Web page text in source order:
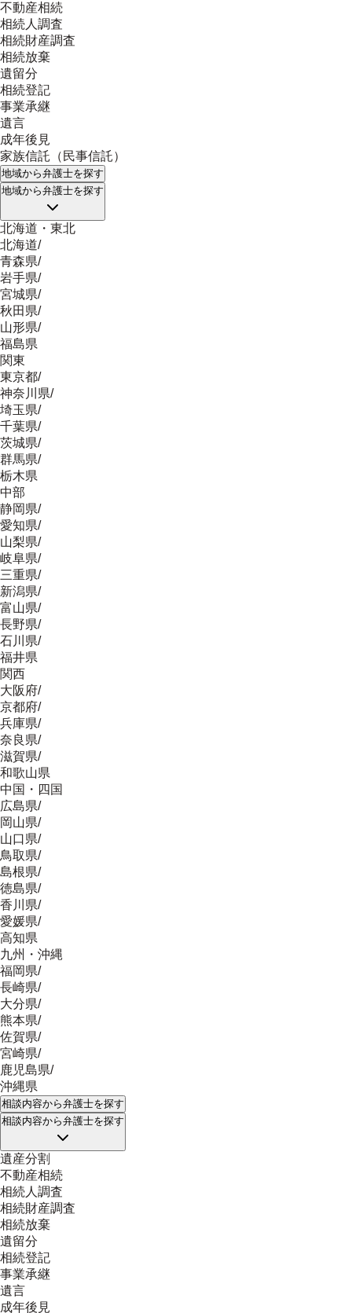
不動産相続
相続人調査
相続財産調査
相続放棄
遺留分
相続登記
事業承継
遺言
成年後見
家族信託（民事信託）
地域から弁護士を探す
地域から弁護士を探す
北海道・東北
北海道/
青森県/
岩手県/
宮城県/
秋田県/
山形県/
福島県
関東
東京都/
神奈川県/
埼玉県/
千葉県/
茨城県/
群馬県/
栃木県
中部
静岡県/
愛知県/
山梨県/
岐阜県/
三重県/
新潟県/
富山県/
長野県/
石川県/
福井県
関西
大阪府/
京都府/
兵庫県/
奈良県/
滋賀県/
和歌山県
中国・四国
広島県/
岡山県/
山口県/
鳥取県/
島根県/
徳島県/
香川県/
愛媛県/
高知県
九州・沖縄
福岡県/
長崎県/
大分県/
熊本県/
佐賀県/
宮崎県/
鹿児島県/
沖縄県
相談内容から弁護士を探す
相談内容から弁護士を探す
遺産分割
不動産相続
相続人調査
相続財産調査
相続放棄
遺留分
相続登記
事業承継
遺言
成年後見